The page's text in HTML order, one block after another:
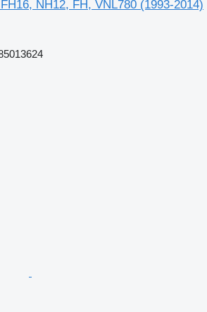
NH12, FH, VNL780 (1993-2014)